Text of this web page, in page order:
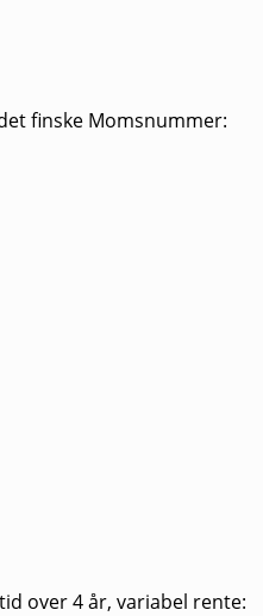
finske Momsnummer:
over 4 år, variabel rente: